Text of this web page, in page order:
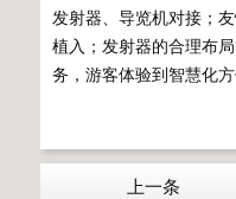
发射器、导览机对接；
植入；发射器的合理布
务，游客体验到智慧化方
上一条